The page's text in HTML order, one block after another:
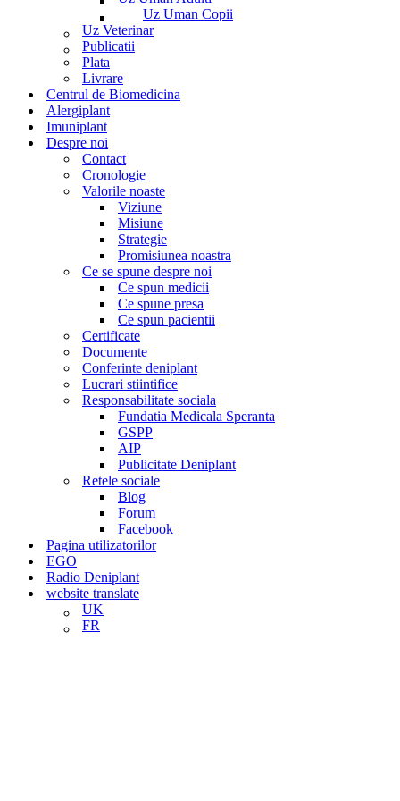
Uz Uman Copii
Uz Veterinar
Publicatii
Plata
Livrare
Centrul de Biomedicina
Alergiplant
Imuniplant
Despre noi
Contact
Cronologie
Valorile noaste
Viziune
Misiune
Strategie
Promisiunea noastra
Ce se spune despre noi
Ce spun medicii
Ce spune presa
Ce spun pacientii
Certificate
Documente
Conferinte deniplant
Lucrari stiintifice
Responsabilitate sociala
Fundatia Medicala Speranta
GSPP
AIP
Publicitate Deniplant
Retele sociale
Blog
Forum
Facebook
Pagina utilizatorilor
EGO
Radio Deniplant
website translate
UK
FR